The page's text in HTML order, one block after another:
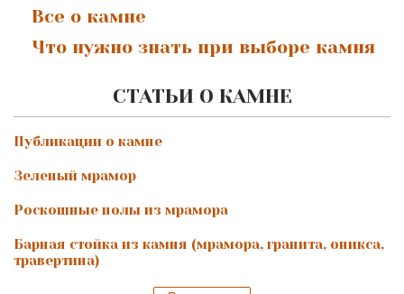
Все о камне
Что нужно знать при выборе камня
СТАТЬИ О КАМНЕ
Публикации о камне
Зеленый мрамор
Роскошные полы из мрамора
Барная стойка из камня (мрамора, гранита, оникса,
травертина)